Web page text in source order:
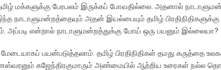
மக்களுக்கு பேரபலம் இருக்கப் போவதில்லை. அதனால்
நாடாளுமன்றத்தையும் அதன் இயல்பையும் தமிழ் பிரதிநிதிகளுக்கு
என்றால் நாடாளுமன்றத்துக்கு போய் ஒரு பயனும் இல்லையா?
பயன்படுத்தலாம். தமிழ் பிரதிநிதிகள் தமது கருத்தை
கஜேந்திரகுமாரும் அண்மையில் ஆற்றிய உரைகள் நல்ல